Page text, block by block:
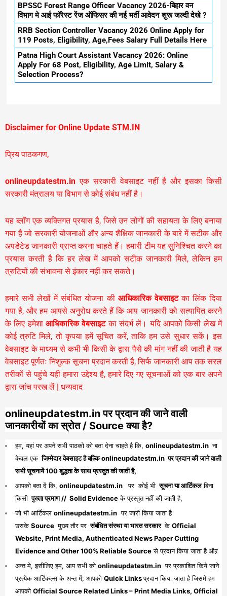
BPSSC Forest Range Officer Vacancy 2026-बिहार वन
विभाग मे आई फॉरेस्ट रेंज ऑफिसर की नई भर्ती आवेदन शुरू जल्दी देखे ?
RRB Section Controller Vacancy 2026 Online Apply for
119 Posts, Eligibility, Age,Fees Salary Full Details Here
Patna High Court Assistant Vacancy 2026: Online
Apply For 68 Post, Eligibility, Age Limit, Salary &
Selection Process?
Disclaimer for Online Update STM.IN
प्रिय पाठकगण,
onlineupdatestm.in एक सरकारी वेबसाइट नहीं है और इसका किसी
सरकारी मंत्रालय या विभाग से कोई संबंध नहीं है।
यह ब्लॉग एक व्यक्तिगत प्रयास है, जिसे उन लोगों की सहायता के लिए बनाया
गया है जो सरकारी योजनाओं और अन्य शैक्षिक जानकारी के बारे में सटीक और
अपडेटेड जानकारी प्राप्त करना चाहते हैं। हमारी टीम यह सुनिश्चित करने का
प्रयास करती है कि हर लेख में आपको सटीक जानकारी मिले, लेकिन हम
त्रुटियों की संभावना से इंकार नहीं कर सकते।
हमारे सभी लेखों में संबंधित योजना की आधिकारिक वेबसाइटका लिंक दिया
गया है, और हम आपसे अनुरोध करते हैं कि आप जानकारी को सत्यापित करने
के लिए हमेशा आधिकारिक वेबसाइटका संदर्भ लें। यदि आपको किसी लेख में
कोई त्रुटि मिले, तो कृपया हमें सूचित करें, ताकि हम उसे सुधार सकें। इस
वेबसाइट के माध्यम से कभी भी किसी के द्वारा पैसे की मांग नहीं की जाती है यह
वेबसाइट पूर्णतः निशुल्क सूचना प्रदान करती है,सिर्फ जानकारी आप तक सरल
तरीकों से पहुंचे यही हमारा उद्देश्य है, हमारे दिए गए सूचनाओं को एक बार अपने
द्वारा जांच परख लें | धन्यवाद
onlineupdatestm.in पर प्रदान की जाने वाली
जानकारीयों का स्रोत / Source क्या है?
हम, यहां पर अपने सभी पाठको को बता देना चाहते है कि, onlineupdatestm.in ना
केवल एक जिम्मेदार वेबसाइट है बल्कि onlineupdatestm.in पर प्रदान की जाने वाली
सभी सूचनायें 100 शुद्धता के साथ प्रस्तुत की जाती है,
आपको बता दें कि, onlineupdatestm.in पर कोई भी सूचना या आर्टिकलबिना
किसी पुख्ता प्रमाण // Solid Evidenceके प्रस्तुत नहीं की जाती है,
जो भी आर्टिकल onlineupdatestm.in पर जारी किया जाता है
उसके Source मुख्य तौर पर संबंधित संस्था या भारत सरकार के Official
Website, Print Media, Authenticated News Paper Cutting
Evidence and Other 100% Reliable Sourceसे प्रदान किया जाता है औऱ
अन्त मे, इसीलिए हम, आप सभी को onlineupdatestm.in पर प्रकाशित किये जाने
प्रत्येक आर्टिकल्स के अन्त में, आपको Quick Linksप्रदान किया जाता है जिसमे हम
आपको Official Source Related Links – Print Media Links, Official